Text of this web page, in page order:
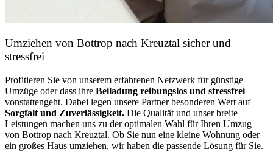
Umziehen von Bottrop nach Kreuztal sicher und
stressfrei
Profitieren Sie von unserem erfahrenen Netzwerk für günstige
Umzüge oder dass ihre Beiladung reibungslos und stressfrei
vonstattengeht. Dabei legen unsere Partner besonderen Wert auf
Sorgfalt und Zuverlässigkeit. Die Qualität und unser breite
Leistungen machen uns zu der optimalen Wahl für Ihren Umzug
von Bottrop nach Kreuztal. Ob Sie nun eine kleine Wohnung oder
ein großes Haus umziehen, wir haben die passende Lösung für Sie.